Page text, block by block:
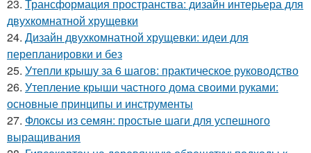
23. Трансформация пространства: дизайн интерьера для
двухкомнатной хрущевки
24. Дизайн двухкомнатной хрущевки: идеи для
перепланировки и без
25. Утепли крышу за 6 шагов: практическое руководство
26. Утепление крыши частного дома своими руками:
основные принципы и инструменты
27. Флоксы из семян: простые шаги для успешного
выращивания